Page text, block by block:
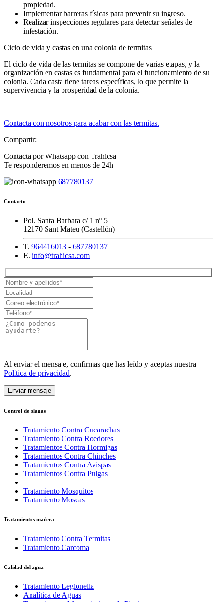
propiedad.
Implementar barreras físicas para prevenir su ingreso.
Realizar inspecciones regulares para detectar señales de
infestación.
Ciclo de vida y castas en una colonia de termitas
El ciclo de vida de las termitas se compone de varias etapas, y la
organización en castas es fundamental para el funcionamiento de su
colonia. Cada casta tiene tareas específicas, lo que permite la
supervivencia y la prosperidad de la colonia.
Contacta con nosotros para acabar con las termitas.
Compartir:
Contacta por Whatsapp con Trahicsa
Te responderemos en menos de 24h
687780137
Contacto
Pol. Santa Barbara c/ 1 nº 5
12170 Sant Mateu (Castellón)
T. 964416013 - 687780137
E. info@trahicsa.com
Al enviar el mensaje, confirmas que has leído y aceptas nuestra
Política de privacidad.
Control de plagas
Tratamiento Contra Cucarachas
Tratamiento Contra Roedores
Tratamientos Contra Hormigas
Tratamientos Contra Chinches
Tratamientos Contra Avispas
Tratamientos Contra Pulgas
Tratamiento Mosquitos
Tratamiento Moscas
Tratamientos madera
Tratamiento Contra Termitas
Tratamiento Carcoma
Calidad del agua
Tratamiento Legionella
Analítica de Aguas